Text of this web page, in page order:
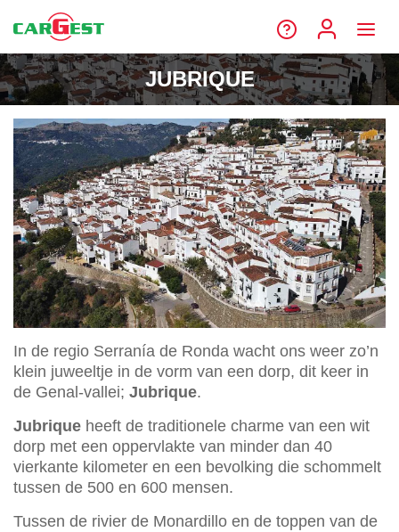
JUBRIQUE
In de regio Serranía de Ronda wacht ons weer zo’n
klein juweeltje in de vorm van een dorp, dit keer in
de Genal-vallei; Jubrique.
Jubrique heeft de traditionele charme van een wit
dorp met een oppervlakte van minder dan 40
vierkante kilometer en een bevolking die schommelt
tussen de 500 en 600 mensen.
Tussen de rivier de Monardillo en de toppen van de